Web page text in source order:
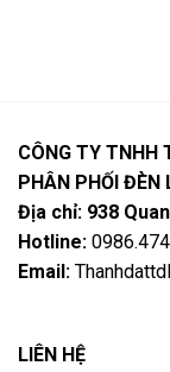
CÔNG TY TNHH
PHÂN PHỐI ĐÈN
Địa chỉ: 938
Hotline:
Email:
LIÊN HỆ